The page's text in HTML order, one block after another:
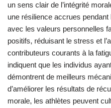
un sens clair de l’intégrité
une résilience accrues
avec les valeurs personnelles
positifs, réduisant le stress et
contributeurs courants à la
indiquent que les individus
démontrent de meilleurs
d’améliorer les résultats de
morale, les athlètes peuvent